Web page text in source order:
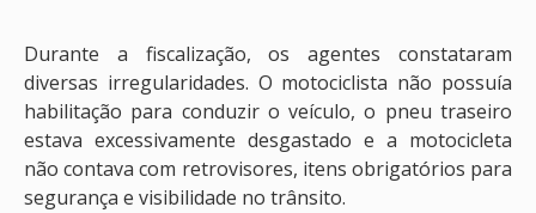
Durante a fiscalização, os agentes constataram
diversas irregularidades. O motociclista não possuía
habilitação para conduzir o veículo, o pneu traseiro
estava excessivamente desgastado e a motocicleta
não contava com retrovisores, itens obrigatórios para
segurança e visibilidade no trânsito.